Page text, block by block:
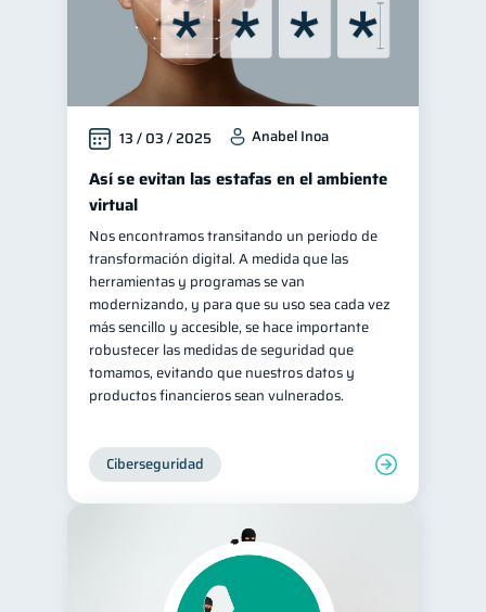
13 / 03 / 2025 Anabel Inoa
Así se evitan las estafas en el ambiente
virtual
Nos encontramos transitando un periodo de
transformación digital. A medida que las
herramientas y programas se van
modernizando, y para que su uso sea cada vez
más sencillo y accesible, se hace importante
robustecer las medidas de seguridad que
tomamos, evitando que nuestros datos y
productos financieros sean vulnerados.
Ciberseguridad